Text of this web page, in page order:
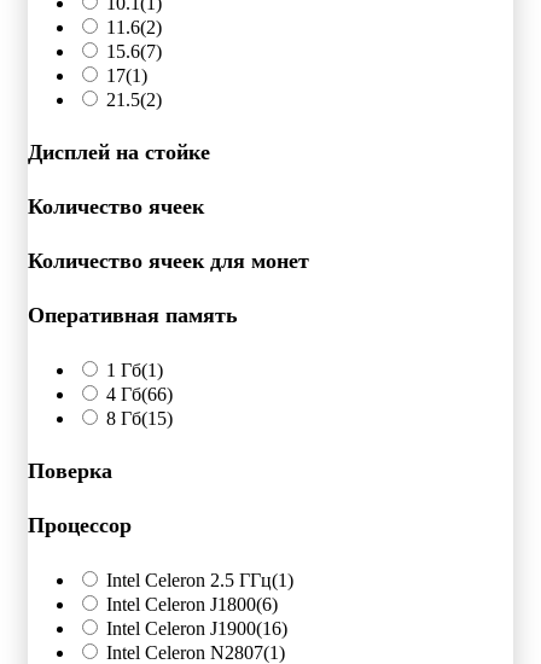
11.6(2)
15.6(7)
17(1)
21.5(2)
Дисплей на стойке
Количество ячеек
Количество ячеек для монет
Оперативная память
1 Гб(1)
4 Гб(66)
8 Гб(15)
Поверка
Процессор
Intel Celeron 2.5 ГГц(1)
Intel Celeron J1800(6)
Intel Celeron J1900(16)
Intel Celeron N2807(1)